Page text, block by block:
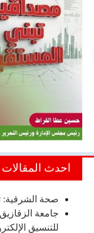
احدث المقالات
صحة الشرقية:
جامعة
للتنسيق